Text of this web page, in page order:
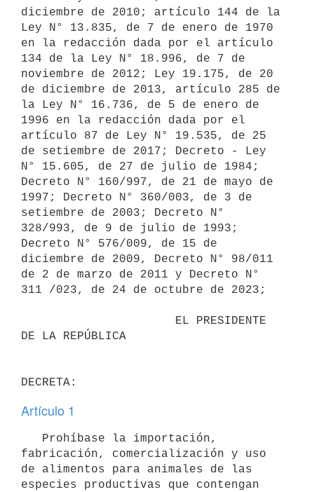
diciembre de 2010; artículo 144 de la
Ley N° 13.835, de 7 de enero de 1970
en la redacción dada por el artículo
134 de la Ley N° 18.996, de 7 de
noviembre de 2012; Ley 19.175, de 20
de diciembre de 2013, artículo 285 de
la Ley N° 16.736, de 5 de enero de
1996 en la redacción dada por el
artículo 87 de Ley N° 19.535, de 25
de setiembre de 2017; Decreto - Ley
N° 15.605, de 27 de julio de 1984;
Decreto N° 160/997, de 21 de mayo de
1997; Decreto N° 360/003, de 3 de
setiembre de 2003; Decreto N°
328/993, de 9 de julio de 1993;
Decreto N° 576/009, de 15 de
diciembre de 2009, Decreto N° 98/011
de 2 de marzo de 2011 y Decreto N°
311 /023, de 24 de octubre de 2023;
DE LA REPÚBLICA
Artículo 1
fabricación, comercialización y uso
de alimentos para animales de las
especies productivas que contengan